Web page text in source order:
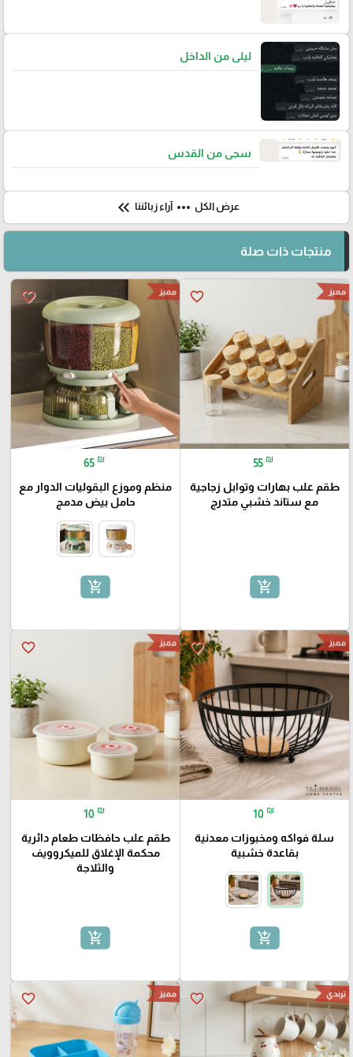
ليلى من الداخل
سجى من القدس
عرض الكل more_horiz آراء زبائننا keyboard_double_arrow_left
منتجات ذات صلة
favorite_border مميز
55 ₪
طقم علب بهارات وتوابل زجاجية
مع ستاند خشبي متدرج
add_shopping_cart
favorite_border مميز
65 ₪
منظم وموزع البقوليات الدوار مع
حامل بيض مدمج
add_shopping_cart
favorite_border مميز
10 ₪
سلة فواكه ومخبوزات معدنية
بقاعدة خشبية
add_shopping_cart
favorite_border مميز
10 ₪
طقم علب حافظات طعام دائرية
محكمة الإغلاق للميكروويف
والثلاجة
add_shopping_cart
favorite_border ترندي favorite_border مميز